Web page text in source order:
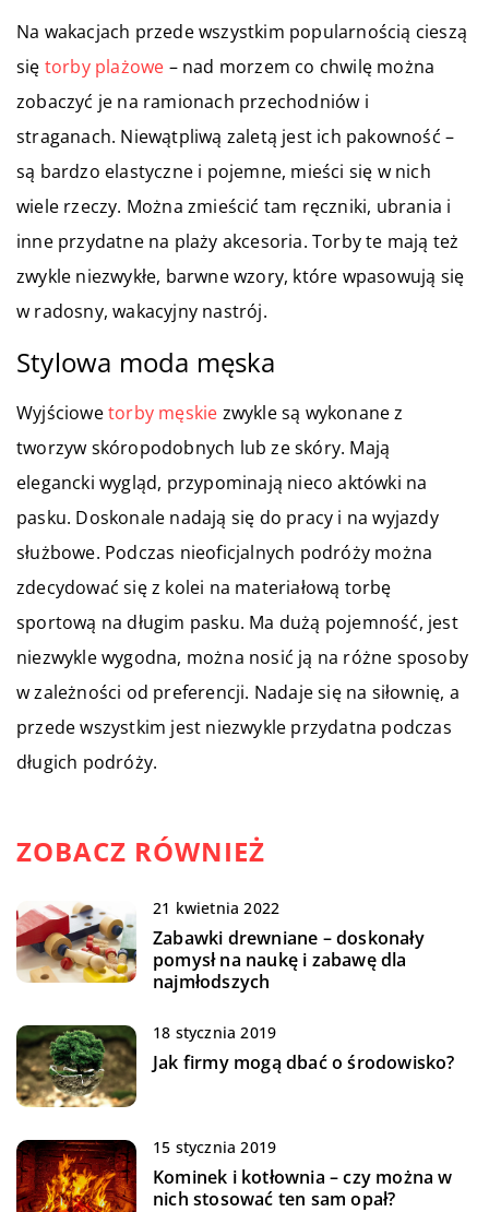
Na wakacjach przede wszystkim popularnością cieszą
się torby plażowe – nad morzem co chwilę można
zobaczyć je na ramionach przechodniów i
straganach. Niewątpliwą zaletą jest ich pakowność –
są bardzo elastyczne i pojemne, mieści się w nich
wiele rzeczy. Można zmieścić tam ręczniki, ubrania i
inne przydatne na plaży akcesoria. Torby te mają też
zwykle niezwykłe, barwne wzory, które wpasowują się
w radosny, wakacyjny nastrój.
Stylowa moda męska
Wyjściowetorby męskie zwykle są wykonane z
tworzyw skóropodobnych lub ze skóry. Mają
elegancki wygląd, przypominają nieco aktówki na
pasku. Doskonale nadają się do pracy i na wyjazdy
służbowe. Podczas nieoficjalnych podróży można
zdecydować się z kolei na materiałową torbę
sportową na długim pasku. Ma dużą pojemność, jest
niezwykle wygodna, można nosić ją na różne sposoby
w zależności od preferencji. Nadaje się na siłownię, a
przede wszystkim jest niezwykle przydatna podczas
długich podróży.
ZOBACZ RÓWNIEŻ
21 kwietnia 2022
Zabawki drewniane – doskonały
pomysł na naukę i zabawę dla
najmłodszych
18 stycznia 2019
Jak firmy mogą dbać o środowisko?
15 stycznia 2019
Kominek i kotłownia – czy można w
nich stosować ten sam opał?